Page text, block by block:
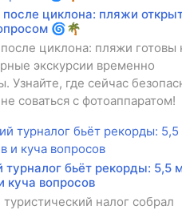
циклона: пляжи
🌀🌴
циклона: пляжи готовы
экскурсии временно
Узнайте, где сейчас
соваться с фотоаппаратом!
турналог бьёт рекорды: 5,5
куча вопросов
налог собрал